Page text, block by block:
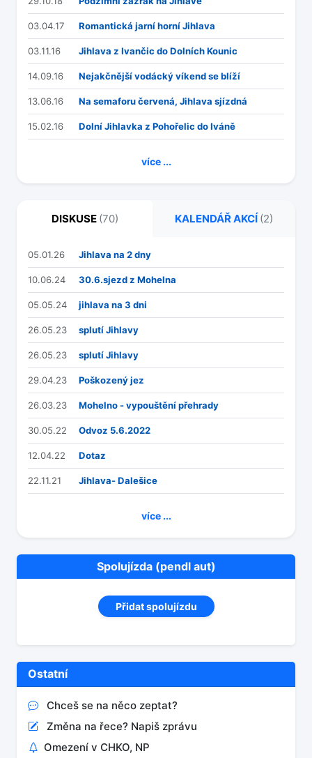
03.04.17 Romantická jarní horní Jihlava
03.11.16 Jihlava z Ivančic do Dolních Kounic
14.09.16 Nejakčnější vodácký víkend se blíží
13.06.16 Na semaforu červená, Jihlava sjízdná
15.02.16 Dolní Jihlavka z Pohořelic do Iváně
více ...
DISKUSE (70) KALENDÁŘ AKCÍ (2)
05.01.26 Jihlava na 2 dny
10.06.24 30.6.sjezd z Mohelna
05.05.24 jihlava na 3 dni
26.05.23 splutí Jihlavy
26.05.23 splutí Jihlavy
29.04.23 Poškozený jez
26.03.23 Mohelno - vypouštění přehrady
30.05.22 Odvoz 5.6.2022
12.04.22 Dotaz
22.11.21 Jihlava- Dalešice
více ...
Spolujízda (pendl aut)
Přidat spolujízdu
Ostatní
Chceš se na něco zeptat?
Změna na řece? Napiš zprávu
Omezení v CHKO, NP